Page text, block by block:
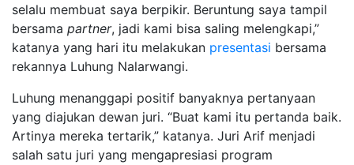
selalu membuat saya berpikir. Beruntung saya tampil
bersama partner, jadi kami bisa saling melengkapi,”
katanya yang hari itu melakukan presentasi bersama
rekannya Luhung Nalarwangi.
Luhung menanggapi positif banyaknya pertanyaan
yang diajukan dewan juri. “Buat kami itu pertanda baik.
Artinya mereka tertarik,” katanya. Juri Arif menjadi
salah satu juri yang mengapresiasi program